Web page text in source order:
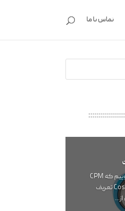
تماس با ما
پیش از هر چیز، بهتر است بگوییم که CPM
اگرچه به معنای Cost per mile تعریف‌‌‌